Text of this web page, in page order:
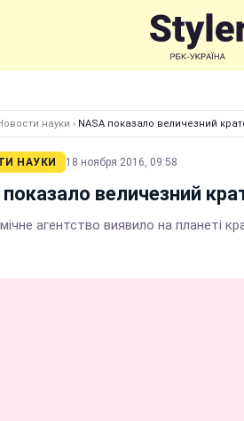
науки › NASA показало величезний
НАУКИ 18 ноября 2016, 09:58
величезний
агентство виявило на планеті